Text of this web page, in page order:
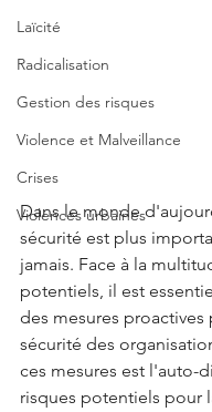
Laïcité
Radicalisation
Gestion des risques
Violence et Malveillance
Crises
Violences urbaines
‍Dans le monde
sécurité est plus
jamais. Face à la
potentiels, il est
des mesures proactives
sécurité des
ces mesures est l'auto-
risques potentiels pour